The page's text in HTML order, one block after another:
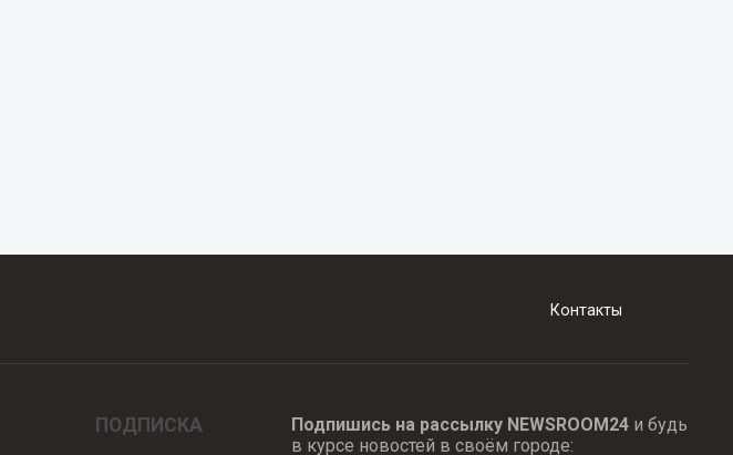
Контакты
ПОДПИСКА Подпишись на рассылку NEWSROOM24и будь
в курсе новостей в своём городе: